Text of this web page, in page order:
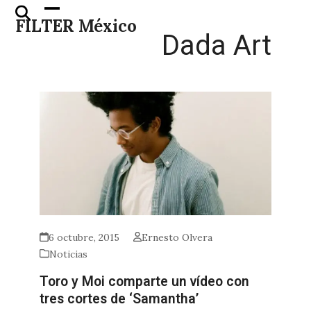
Skip
FILTER México
Open
mobile
Close
mobile
Dada Art
6 octubre, 2015
Ernesto Olvera
Noticias
Toro y Moi comparte un vídeo con
tres cortes de ‘Samantha’